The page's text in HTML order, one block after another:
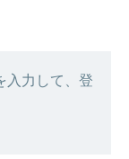
入力して、登